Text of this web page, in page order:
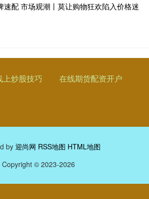
速配 市场观潮丨莫让购物狂欢陷入价格迷
上炒股技巧 在线期货配资开户
by 迎尚网 RSS地图 HTML地图
Copyright © 2023-2026